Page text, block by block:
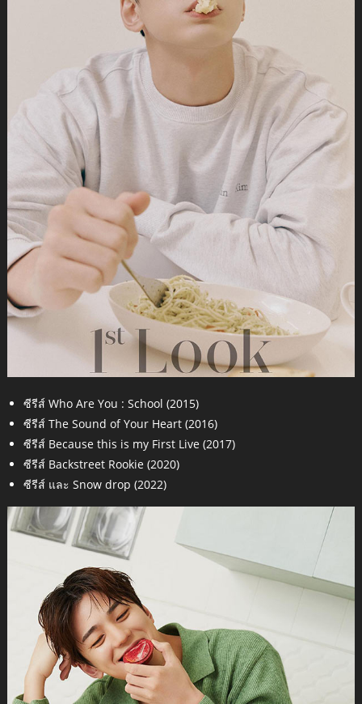
ซีรีส์ Who Are You : School (2015)
ซีรีส์ The Sound of Your Heart (2016)
ซีรีส์ Because this is my First Live (2017)
ซีรีส์ Backstreet Rookie (2020)
ซีรีส์ และ Snow drop (2022)